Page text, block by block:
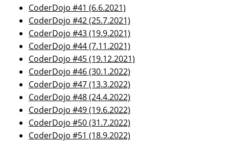
CoderDojo #41 (6.6.2021)
CoderDojo #42 (25.7.2021)
CoderDojo #43 (19.9.2021)
CoderDojo #44 (7.11.2021)
CoderDojo #45 (19.12.2021)
CoderDojo #46 (30.1.2022)
CoderDojo #47 (13.3.2022)
CoderDojo #48 (24.4.2022)
CoderDojo #49 (19.6.2022)
CoderDojo #50 (31.7.2022)
CoderDojo #51 (18.9.2022)